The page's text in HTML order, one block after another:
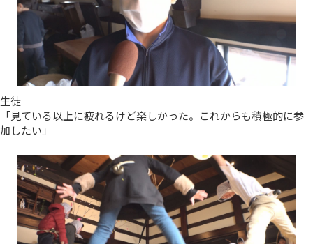
生徒
「見ている以上に疲れるけど楽しかった。これからも積極的に参
加したい」